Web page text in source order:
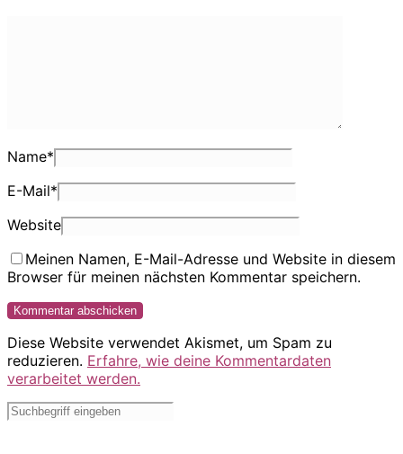
Name*
E-Mail*
Website
Meinen Namen, E-Mail-Adresse und Website in diesem
Browser für meinen nächsten Kommentar speichern.
Diese Website verwendet Akismet, um Spam zu
reduzieren. Erfahre, wie deine Kommentardaten
verarbeitet werden.